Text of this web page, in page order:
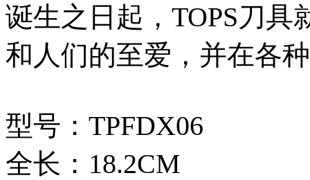
诞生之日起，TOPS刀
和人们的至爱，并在各
型号：TPFDX06
全长：18.2CM